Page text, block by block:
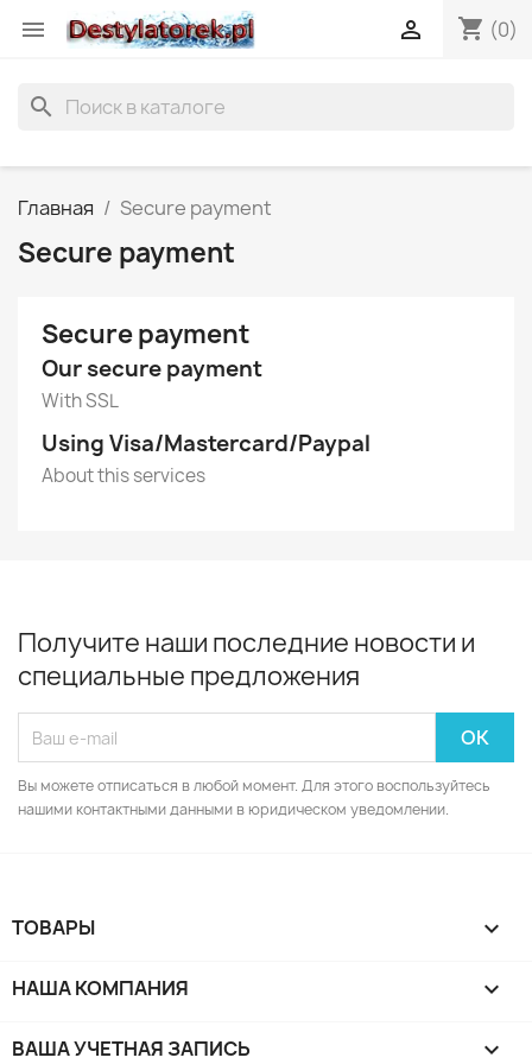
 shopping_cart (0)

search
Главная Secure payment
Secure payment
Secure payment
Our secure payment
With SSL
Using Visa/Mastercard/Paypal
About this services
Получите наши последние новости и
специальные предложения
Вы можете отписаться в любой момент. Для этого воспользуйтесь
нашими контактными данными в юридическом уведомлении.
ТОВАРЫ 
НАША КОМПАНИЯ 
ВАША УЧЕТНАЯ ЗАПИСЬ 